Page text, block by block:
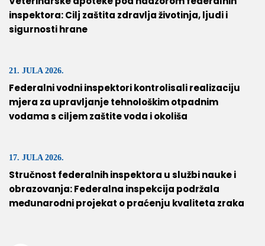
inspektora: Cilj zaštita zdravlja životinja, ljudi i
sigurnosti hrane
21. JULA 2026.
Federalni vodni inspektori kontrolisali realizaciju
mjera za upravljanje tehnološkim otpadnim
vodama s ciljem zaštite voda i okoliša
17. JULA 2026.
Stručnost federalnih inspektora u službi nauke i
obrazovanja: Federalna inspekcija podržala
međunarodni projekat o praćenju kvaliteta zraka